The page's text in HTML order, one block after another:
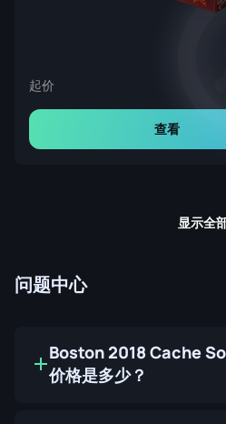
起价
查看
显示全
问题中心
Boston 2018 Cache
价格是多少？